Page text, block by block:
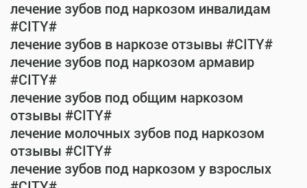
лечение зубов под наркозом инвалидам
#CITY#
лечение зубов в наркозе отзывы #CITY#
лечение зубов под наркозом армавир
#CITY#
лечение зубов под общим наркозом
отзывы #CITY#
лечение молочных зубов под наркозом
отзывы #CITY#
лечение зубов под наркозом у взрослых